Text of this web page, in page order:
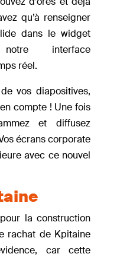
qu’à renseigner
dans le widget
interface
réel.
vos diapositives,
compte ! Une fois
et diffusez
écrans corporate
avec ce nouvel
la construction
rachat de Kpitaine
car cette